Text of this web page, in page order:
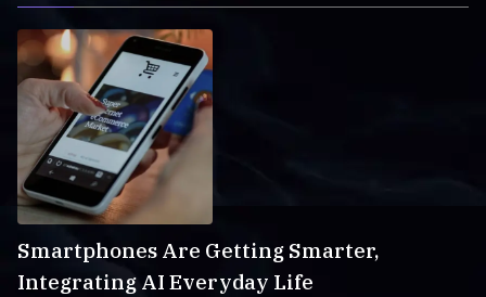
Smartphones Are Getting Smarter,
Integrating AI Everyday Life